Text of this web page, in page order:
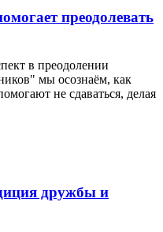
преодолевать
в преодолении
мы осознаём, как
не сдаваться, делая
дружбы и